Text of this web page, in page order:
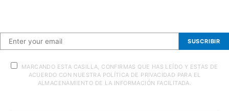
SUSCRIBIR
MARCANDO ESTA CASILLA, CONFIRMAS QUE HAS LEÍDO Y ESTAS DE
ACUERDO CON NUESTRA POLÍTICA DE PRIVACIDAD PARA EL
ALMACENAMIENTO DE LA INFORMACIÓN FACILITADA.